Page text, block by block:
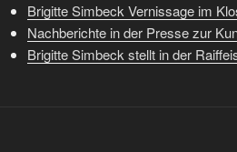
Brigitte Simbeck Vernissage im
Nachberichte in der Presse zur
Brigitte Simbeck stellt in der